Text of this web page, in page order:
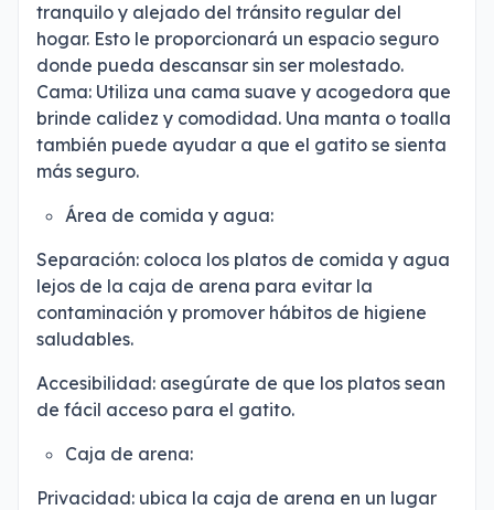
tranquilo y alejado del tránsito regular del
hogar. Esto le proporcionará un espacio seguro
donde pueda descansar sin ser molestado.
Cama: Utiliza una cama suave y acogedora que
brinde calidez y comodidad. Una manta o toalla
también puede ayudar a que el gatito se sienta
más seguro.
Área de comida y agua:
Separación: coloca los platos de comida y agua
lejos de la caja de arena para evitar la
contaminación y promover hábitos de higiene
saludables.
Accesibilidad: asegúrate de que los platos sean
de fácil acceso para el gatito.
Caja de arena:
Privacidad: ubica la caja de arena en un lugar